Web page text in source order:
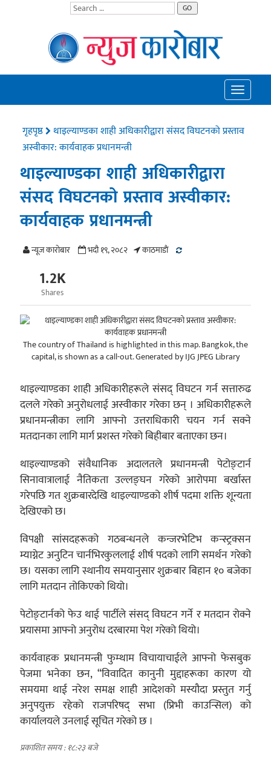
GO
Toggle
गृहपृष्ठ
थाइल्याण्डका शाही अधिकारीद्वारा संसद विघटनको प्रस्ताव
अस्वीकार: कार्यवाहक प्रधानमन्त्री
थाइल्याण्डका शाही अधिकारीद्वारा
संसद विघटनको प्रस्ताव अस्वीकार:
कार्यवाहक प्रधानमन्त्री
न्यूज काराेबार भदौ १९, २०८२ काठमाडाैं
1.2K
Shares
The country of Thailand is highlighted in this map. Bangkok, the
capital, is shown as a call-out. Generated by IJG JPEG Library
थाइल्याण्डका शाही अधिकारीहरूले संसद् विघटन गर्न सत्तारुढ
दलले गरेको अनुरोधलाई अस्वीकार गरेका छन् । अधिकारीहरूले
प्रधानमन्त्रीका लागि आफ्नो उत्तराधिकारी चयन गर्न सक्ने
मतदानका लागि मार्ग प्रशस्त गरेको बिहीबार बताएका छन।
थाइल्याण्डको संवैधानिक अदालतले प्रधानमन्त्री पेटोङ्टार्न
सिनावात्रालाई नैतिकता उल्लङ्घन गरेको आरोपमा बर्खास्त
गरेपछि गत शुक्रबारदेखि थाइल्याण्डको शीर्ष पदमा शक्ति शून्यता
देखिएको छ।
विपक्षी सांसदहरूको गठबन्धनले कन्जरभेटिभ कन्स्ट्रक्सन
म्याग्नेट अनुटिन चार्नभिरकुललाई शीर्ष पदको लागि समर्थन गरेको
छ। यसका लागि स्थानीय समयानुसार शुक्रबार बिहान १० बजेका
लागि मतदान तोकिएको थियो।
पेटोङ्टार्नको फेउ थाई पार्टीले संसद् विघटन गर्ने र मतदान रोक्ने
प्रयासमा आफ्नो अनुरोध दरबारमा पेश गरेको थियो।
कार्यवाहक प्रधानमन्त्री फुम्थाम विचायाचाईले आफ्नो फेसबुक
पेजमा भनेका छन, “विवादित कानुनी मुद्दाहरूका कारण यो
समयमा थाई नरेश समक्ष शाही आदेशको मस्यौदा प्रस्तुत गर्नु
अनुपयुक्त रहेको राजपरिषद् सभा (प्रिभी काउन्सिल) को
कार्यालयले उनलाई सूचित गरेको छ ।
प्रकाशित समय : १८:२३ बजे